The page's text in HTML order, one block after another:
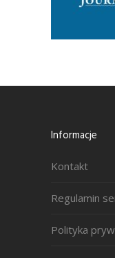
Informacje
Kontakt
Regulamin
Polityka